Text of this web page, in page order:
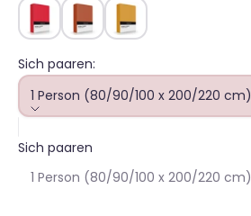
Rood Terracotta
Oker
Sich paaren:
1 Person (80/90/100 x 200/220 cm)
Sich paaren
1 Person (80/90/100 x 200/220 cm)